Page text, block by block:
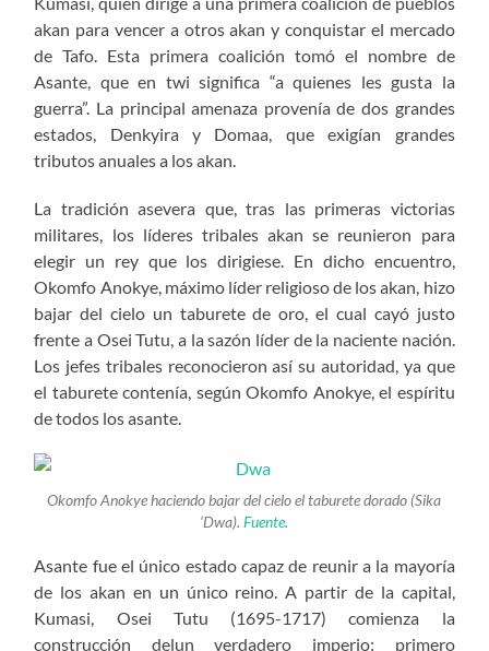
akan para vencer a otros akan y conquistar el mercado
de Tafo. Esta primera coalición tomó el nombre de
Asante, que en twi significa “a quienes les gusta la
guerra”. La principal amenaza provenía de dos grandes
estados, Denkyira y Domaa, que exigían grandes
tributos anuales a los akan.
La tradición asevera que, tras las primeras victorias
militares, los líderes tribales akan se reunieron para
elegir un rey que los dirigiese. En dicho encuentro,
Okomfo Anokye, máximo líder religioso de los akan, hizo
bajar del cielo un taburete de oro, el cual cayó justo
frente a Osei Tutu, a la sazón líder de la naciente nación.
Los jefes tribales reconocieron así su autoridad, ya que
el taburete contenía, según Okomfo Anokye, el espíritu
de todos los asante.
Okomfo Anokye haciendo bajar del cielo el taburete dorado (Sika
‘Dwa).Fuente.
Asante fue el único estado capaz de reunir a la mayoría
de los akan en un único reino. A partir de la capital,
Kumasi, Osei Tutu (1695-1717) comienza la
construcción delun verdadero imperio: primero